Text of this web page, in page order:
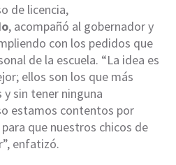
de licencia,
, acompañó al gobernador y
con los pedidos que
de la escuela. “La idea es
ellos son los que más
sin tener ninguna
estamos contentos por
que nuestros chicos de
enfatizó.